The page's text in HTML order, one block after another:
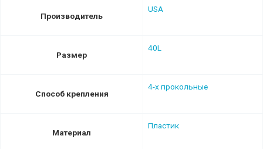
Производитель
USA
Размер
40L
Способ крепления
4-х прокольные
Материал
Пластик